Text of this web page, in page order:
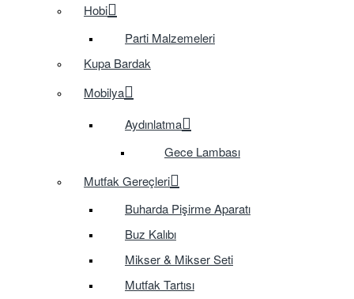
Hobi
Parti Malzemeleri
Kupa Bardak
Mobilya
Aydınlatma
Gece Lambası
Mutfak Gereçleri
Buharda Pişirme Aparatı
Buz Kalıbı
Mikser & Mikser Seti
Mutfak Tartısı